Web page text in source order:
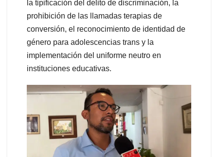
la tipificación del delito de discriminación, la
prohibición de las llamadas terapias de
conversión, el reconocimiento de identidad de
género para adolescencias trans y la
implementación del uniforme neutro en
instituciones educativas.